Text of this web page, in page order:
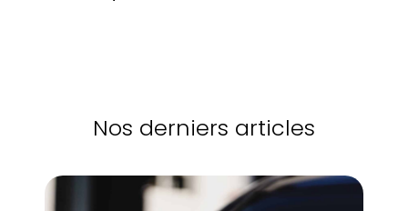
Nos derniers articles